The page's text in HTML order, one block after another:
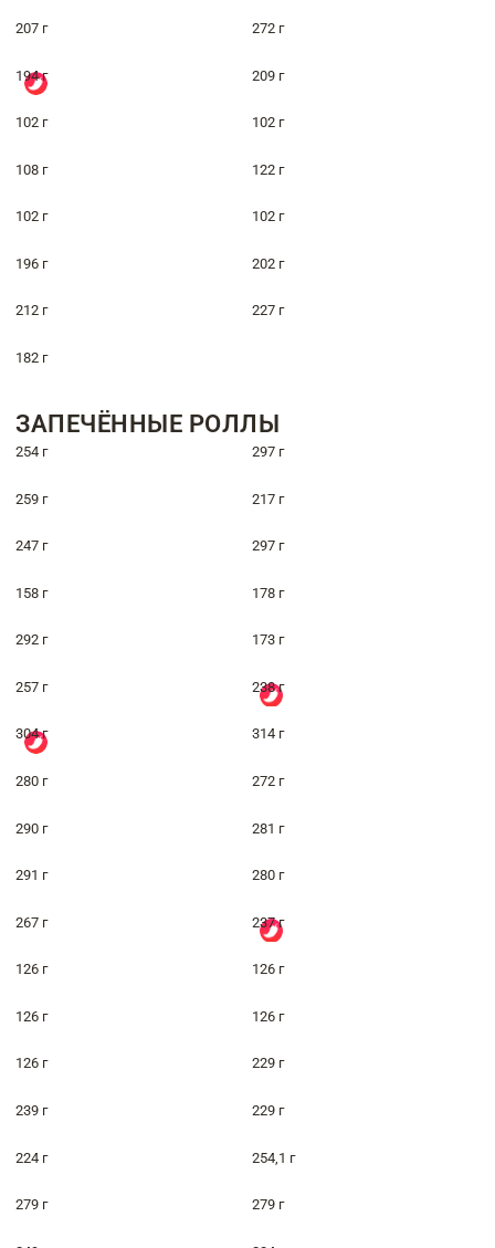
207 г 272 г
194 г 209 г
102 г 102 г
108 г 122 г
102 г 102 г
196 г 202 г
212 г 227 г
182 г
ЗАПЕЧЁННЫЕ РОЛЛЫ
254 г 297 г
259 г 217 г
247 г 297 г
158 г 178 г
292 г 173 г
257 г 238 г
304 г 314 г
280 г 272 г
290 г 281 г
291 г 280 г
267 г 237 г
126 г 126 г
126 г 126 г
126 г 229 г
239 г 229 г
224 г 254,1 г
279 г 279 г